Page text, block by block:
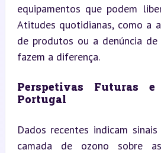
equipamentos que podem
Atitudes quotidianas, como a
de produtos ou a denúncia
fazem a diferença.
Perspetivas Futuras e
Portugal
Dados recentes indicam
camada de ozono sobre